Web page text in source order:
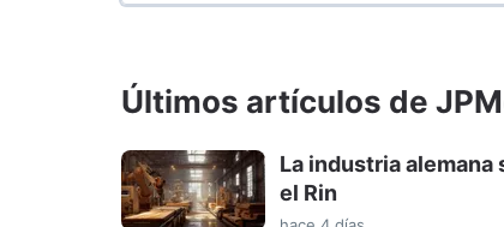
Últimos artículos de
La industria
el Rin